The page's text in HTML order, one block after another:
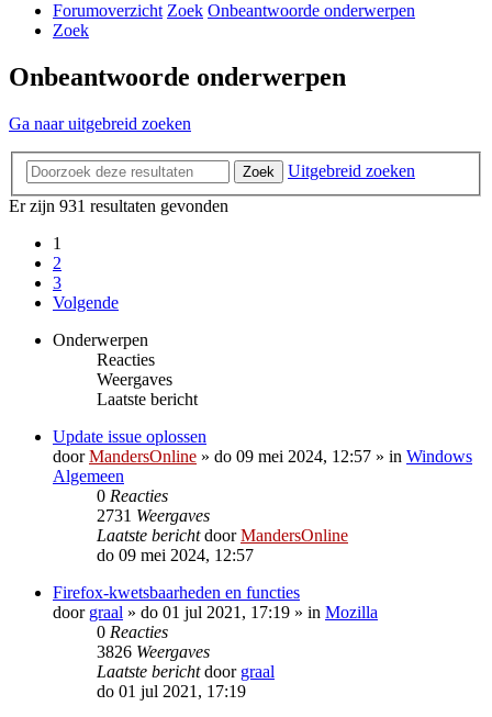
Forumoverzicht Zoek Onbeantwoorde onderwerpen
Zoek
Onbeantwoorde onderwerpen
Ga naar uitgebreid zoeken
Zoek
Uitgebreid zoeken
Er zijn 931 resultaten gevonden
1
2
3
Volgende
Onderwerpen
Reacties
Weergaves
Laatste bericht
Update issue oplossen
doorMandersOnline » do 09 mei 2024, 12:57 » in Windows
Algemeen
0 Reacties
2731 Weergaves
Laatste berichtdoorMandersOnline
do 09 mei 2024, 12:57
Firefox-kwetsbaarheden en functies
door graal » do 01 jul 2021, 17:19 » in Mozilla
0 Reacties
3826 Weergaves
Laatste berichtdoor graal
do 01 jul 2021, 17:19